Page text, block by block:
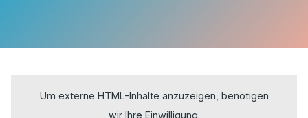
Um externe HTML-Inhalte anzuzeigen, benötigen
wir Ihre Einwilligung.